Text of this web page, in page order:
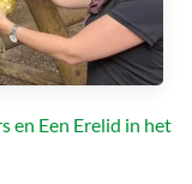
en Een Erelid in het